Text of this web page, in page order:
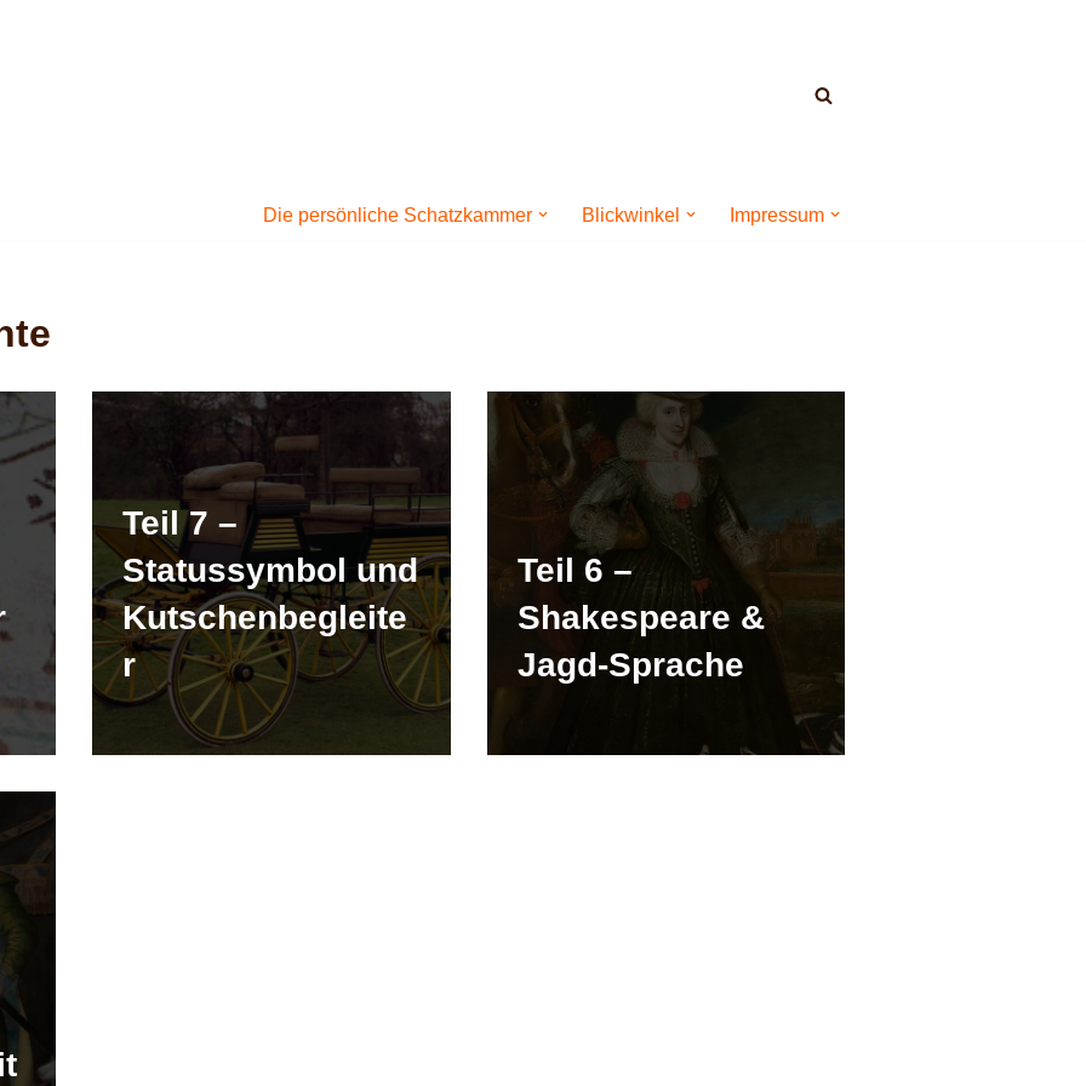
Die persönliche Schatzkammer Blickwinkel Impressum
Teil 7 –
Statussymbol und
Kutschenbegleite
r
Teil 6 –
Shakespeare &
Jagd‑Sprache